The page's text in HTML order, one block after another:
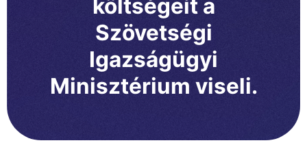
költségeit a
Szövetségi
Igazságügyi
Minisztérium viseli.